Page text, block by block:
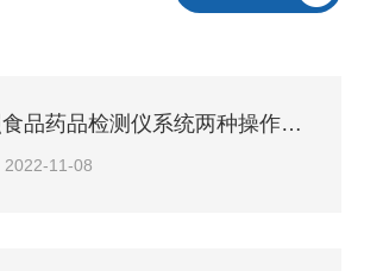
品药品检测仪系统两种操作模式
2022-11-08